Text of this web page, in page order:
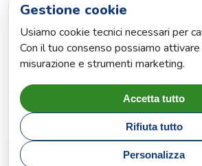
Contenuti digitali per trasformare
apprendimento in un'esperienza
impatto.
Scopri di più
Gestione cookie
Usiamo cookie tecnici necessari per
Con il tuo consenso possiamo attivare
misurazione e strumenti marketing.
Accetta tutto
Rifiuta tutto
Personalizza